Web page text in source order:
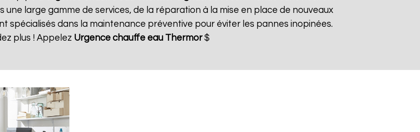
une large gamme de services, de la réparation à la mise en place de nouveaux
spécialisés dans la maintenance préventive pour éviter les pannes inopinées.
plus ! Appelez Urgence chauffe eau Thermor$